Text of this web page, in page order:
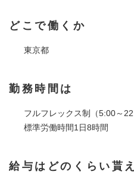
どこで働くか
東京都
勤務時間は
フルフレックス制（5:00～
標準労働時間1日8時間
給与はどのくらい貰